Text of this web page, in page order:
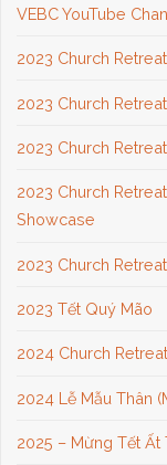
VEBC YouTube
2023 Church
2023 Church
2023 Church
2023 Church
Showcase
2023 Church
2023 Tết Quý Mão
2024 Church
2024 Lễ Mẫu Thân
2025 – Mừng Tết Ất